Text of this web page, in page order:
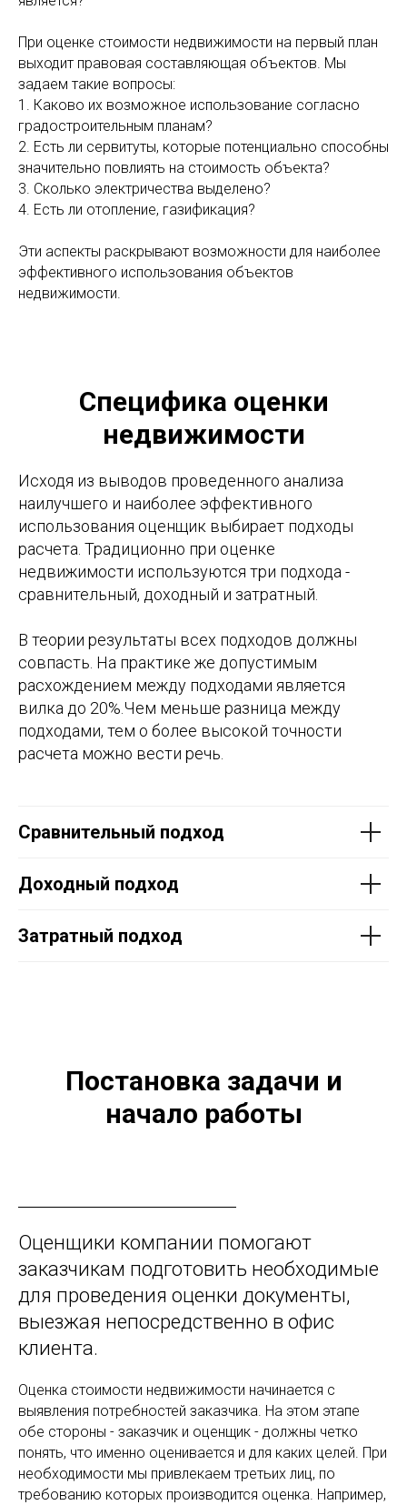
При оценке стоимости недвижимости на первый план
выходит правовая составляющая объектов. Мы
задаем такие вопросы:
1. Каково их возможное использование согласно
градостроительным планам?
2. Есть ли сервитуты, которые потенциально способны
значительно повлиять на стоимость объекта?
3. Сколько электричества выделено?
4. Есть ли отопление, газификация?
Эти аспекты раскрывают возможности для наиболее
эффективного использования объектов
недвижимости.
Специфика оценки
недвижимости
Исходя из выводов проведенного анализа
наилучшего и наиболее эффективного
использования оценщик выбирает подходы
расчета. Традиционно при оценке
недвижимости используются три подхода -
сравнительный, доходный и затратный.
В теории результаты всех подходов должны
совпасть. На практике же допустимым
расхождением между подходами является
вилка до 20%.Чем меньше разница между
подходами, тем о более высокой точности
расчета можно вести речь.
Сравнительный подход
Доходный подход
Затратный подход
Постановка задачи и
начало работы
Оценщики компании помогают
заказчикам подготовить необходимые
для проведения оценки документы,
выезжая непосредственно в офис
клиента.
Оценка стоимости недвижимости начинается с
выявления потребностей заказчика. На этом этапе
обе стороны - заказчик и оценщик - должны четко
понять, что именно оценивается и для каких целей. При
необходимости мы привлекаем третьих лиц, по
требованию которых производится оценка. Например,